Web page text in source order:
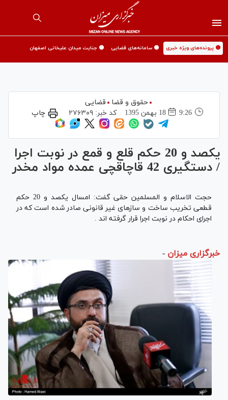
🟡 پرونده‌های ویژه خبری 🟡 سامانه‌های قضایی 🟡 جنایت میدان علیخانی اصفهان
حقوق و قضا
قضایی
9:26
18 بهمن 1395 کد خبر:۲۷۶۳۰۹ چاپ
یکصد و 20 حکم قلع و قمع در نوبت اجرا
/ دستگیری 42 قاچاقچی عمده مواد مخدر
حجت الاسلام و المسلمین حقی گفت: امسال یکصد و 20 حکم
قطعی تخریب ساخت و سازهای غیر قانونی صادر شده است که در
اجرای احکام در نوبت اجرا قرار گرفته اند .
خبرگزاری میزان -